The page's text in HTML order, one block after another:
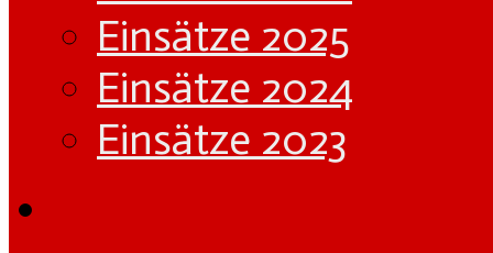
Einsätze 2025
Einsätze 2024
Einsätze 2023